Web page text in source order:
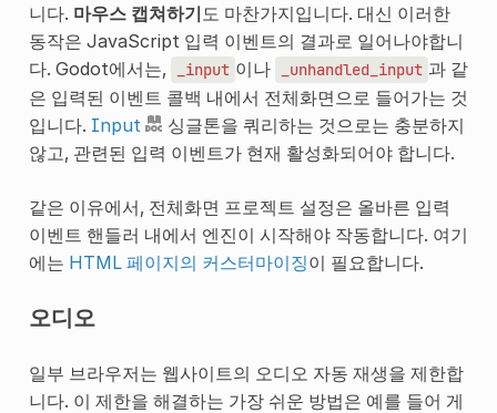
니다. 마우스 캡쳐하기 도 마찬가지입니다. 대신 이러한
동작은 JavaScript 입력 이벤트의 결과로 일어나야합니
다. Godot에서는,
_input 이나 _unhandled_input 과 같
은 입력된 이벤트 콜백 내에서 전체화면으로 들어가는 것
입니다. Input
싱글톤을 쿼리하는 것으로는 충분하지
않고, 관련된 입력 이벤트가 현재 활성화되어야 합니다.
같은 이유에서, 전체화면 프로젝트 설정은 올바른 입력
이벤트 핸들러 내에서 엔진이 시작해야 작동합니다. 여기
에는 HTML 페이지의 커스터마이징이 필요합니다.
오디오
일부 브라우저는 웹사이트의 오디오 자동 재생을 제한합
니다. 이 제한을 해결하는 가장 쉬운 방법은 예를 들어 게